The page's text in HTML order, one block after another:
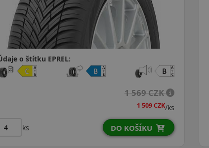
Údaje o štítku EPREL:
1 932 CZK
1 756 CZK/ks
ks DO KOŠÍKU